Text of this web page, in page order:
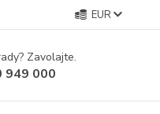
EUR
Zavolajte.
949 000